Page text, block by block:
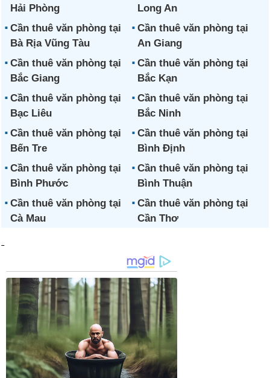
Hải Phòng
Long An
Cần thuê văn phòng tại
Bà Rịa Vũng Tàu
Cần thuê văn phòng tại
An Giang
Cần thuê văn phòng tại
Bắc Giang
Cần thuê văn phòng tại
Bắc Kạn
Cần thuê văn phòng tại
Bạc Liêu
Cần thuê văn phòng tại
Bắc Ninh
Cần thuê văn phòng tại
Bến Tre
Cần thuê văn phòng tại
Bình Định
Cần thuê văn phòng tại
Bình Phước
Cần thuê văn phòng tại
Bình Thuận
Cần thuê văn phòng tại
Cà Mau
Cần thuê văn phòng tại
Cần Thơ